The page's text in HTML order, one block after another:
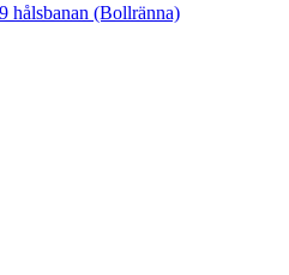
hålsbanan (Bollränna)